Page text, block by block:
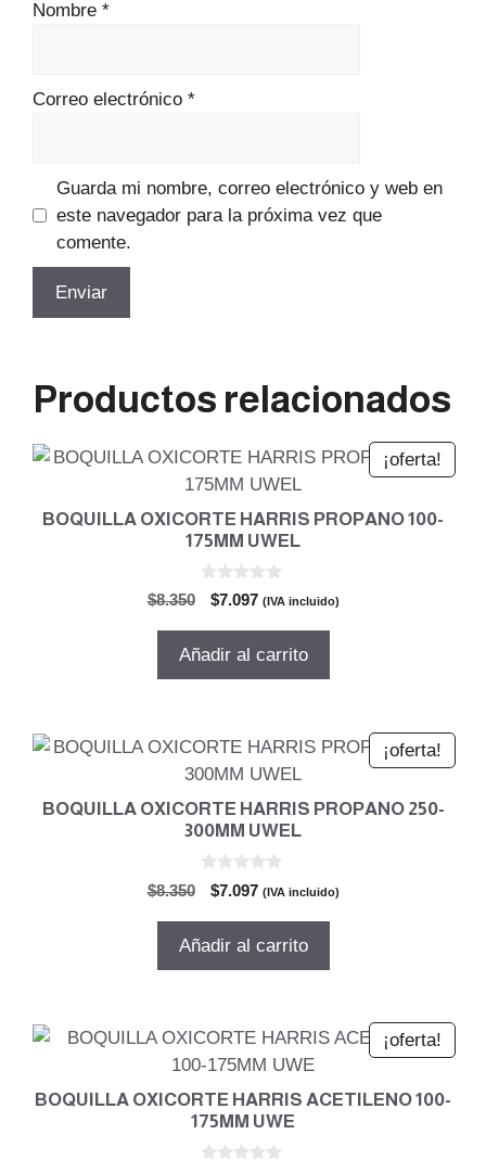
Nombre *
Correo electrónico *
Guarda mi nombre, correo electrónico y web en
este navegador para la próxima vez que
comente.
Productos relacionados
¡oferta!
BOQUILLA OXICORTE HARRIS PROPANO 100-
175MM UWEL
$8.350
El
original
$7.097El
actual
(IVA incluido)
Añadir al carrito
¡oferta!
BOQUILLA OXICORTE HARRIS PROPANO 250-
300MM UWEL
$8.350
El
original
$7.097El
actual
(IVA incluido)
Añadir al carrito
¡oferta!
BOQUILLA OXICORTE HARRIS ACETILENO 100-
175MM UWE